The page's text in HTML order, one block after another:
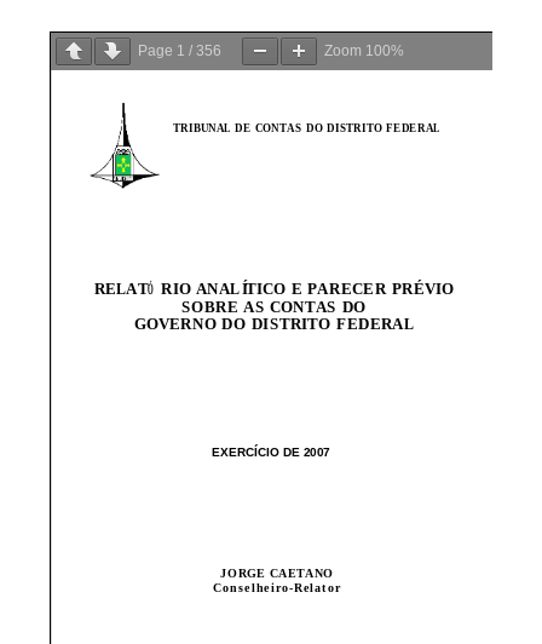
Page 1 / 356 Zoom 100%